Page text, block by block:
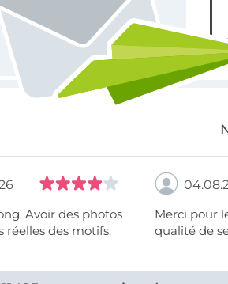
Avoir des photos
réelles des motifs.
Merci pour le choix, la
qualité de